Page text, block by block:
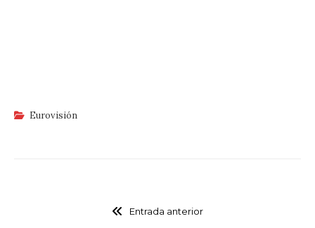
Eurovisión
Entrada anterior